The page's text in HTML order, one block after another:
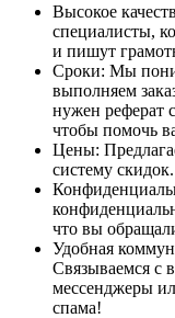
Высокое
специалисты,
и пишут
Сроки: Мы
выполняем
нужен реферат
чтобы помочь
Цены:
систему скидок.
что вы
Удобная
Связываемся с
мессенджеры
спама!